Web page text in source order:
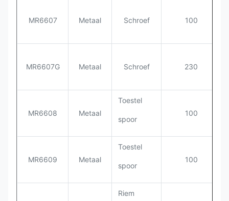
MR6607 Metaal Schroef 100
MR6607G Metaal Schroef 230
MR6608 Metaal
Toestel
spoor
100
MR6609 Metaal
Toestel
spoor
100
Riem